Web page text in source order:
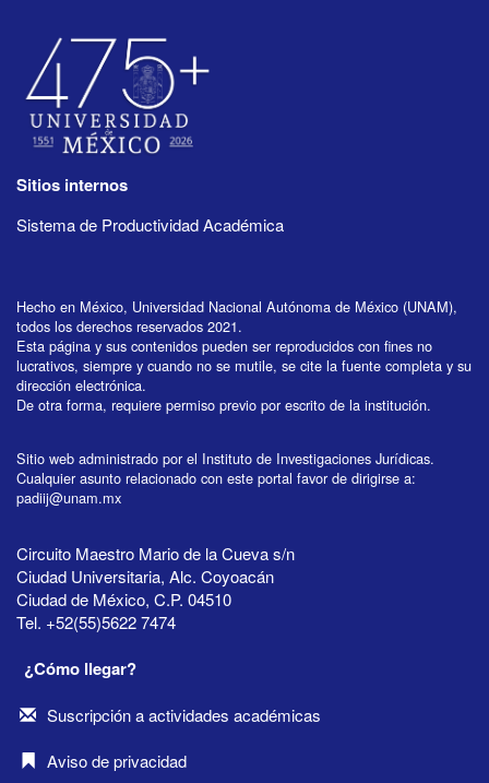
Sitios internos
Sistema de Productividad Académica
Hecho en México, Universidad Nacional Autónoma de México (UNAM),
todos los derechos reservados 2021.
Esta página y sus contenidos pueden ser reproducidos con fines no
lucrativos, siempre y cuando no se mutile, se cite la fuente completa y su
dirección electrónica.
De otra forma, requiere permiso previo por escrito de la institución.
Sitio web administrado por el Instituto de Investigaciones Jurídicas.
Cualquier asunto relacionado con este portal favor de dirigirse a:
padiij@unam.mx
Circuito Maestro Mario de la Cueva s/n
Ciudad Universitaria, Alc. Coyoacán
Ciudad de México, C.P. 04510
Tel. +52(55)5622 7474
¿Cómo llegar?
Suscripción a actividades académicas
Aviso de privacidad